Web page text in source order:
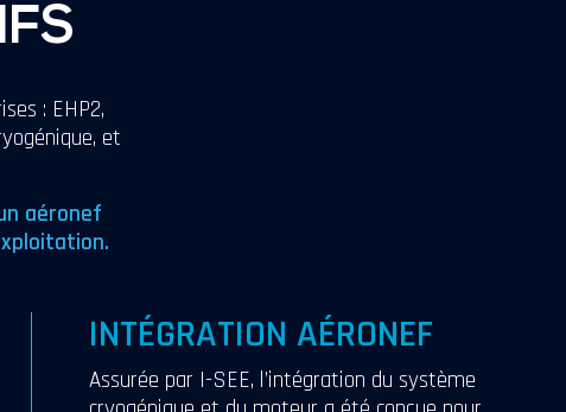
: EHP2,
et
aéronef
INTÉGRATION AÉRONEF
Assurée par I-SEE, l’intégration du système